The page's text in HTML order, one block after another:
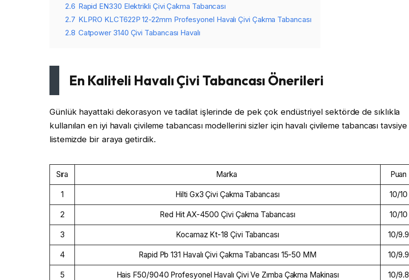
2.6 Rapid EN330 Elektrikli Çivi Çakma Tabancası
2.7 KLPRO KLCT622P 12-22mm Profesyonel Havalı Çivi Çakma Tabancası
2.8 Catpower 3140 Çivi Tabancası Havalı
En Kaliteli Havalı Çivi Tabancası Önerileri
Günlük hayattaki dekorasyon ve tadilat işlerinde de pek çok endüstriyel sektörde de sıklıkla
kullanılan en iyi havalı çivileme tabancası modellerini sizler için havalı çivileme tabancası tavsiye
listemizde bir araya getirdik.
Sıra Marka Puan
1 Hilti Gx3 Çivi Çakma Tabancası 10/10
2 Red Hit AX-4500 Çivi Çakma Tabancası 10/10
3 Kocamaz Kt-18 Çivi Tabancası 10/9.9
4 Rapid Pb 131 Havalı Çivi Çakma Tabancası 15-50 MM 10/9.9
5 Hais F50/9040 Profesyonel Havalı Çivi Ve Zımba Çakma Makinası 10/9.8